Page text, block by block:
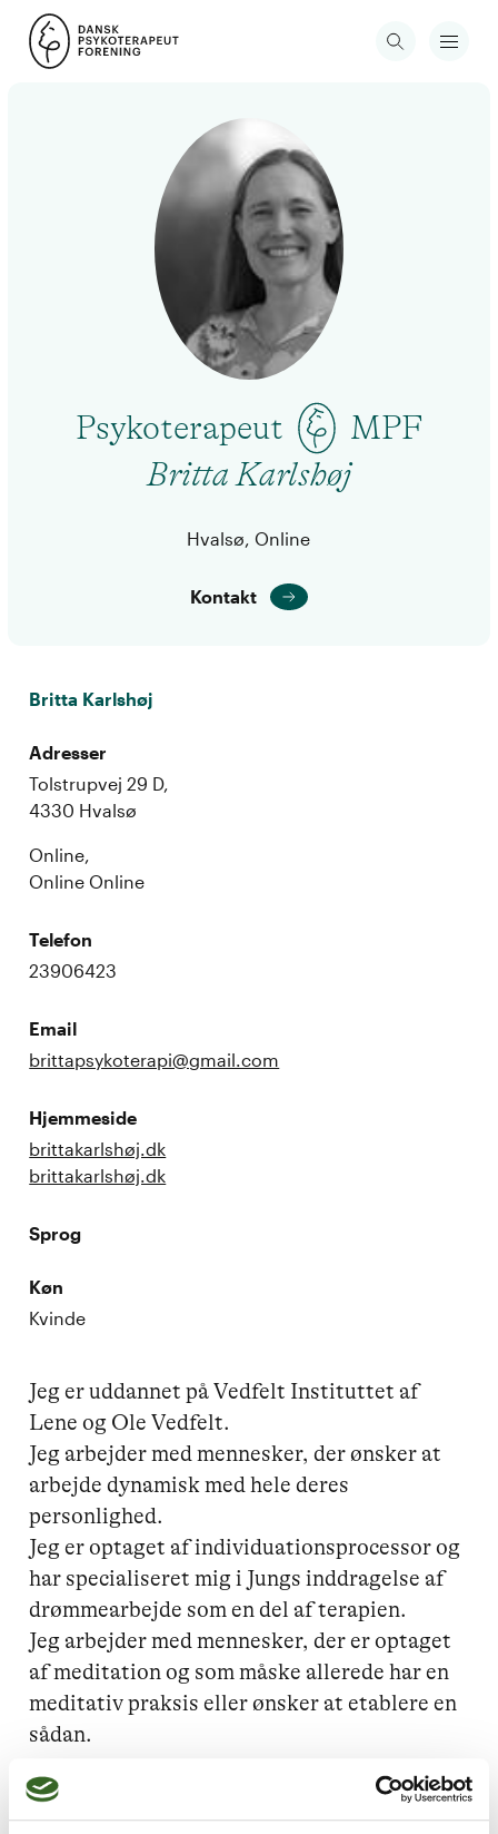
Psykoterapeut
MPF
Britta Karlshøj
Hvalsø, Online
Kontakt
Britta Karlshøj
Adresser
Tolstrupvej 29 D,
4330 Hvalsø
Online,
Online Online
Telefon
23906423
Email
brittapsykoterapi@gmail.com
Hjemmeside
brittakarlshøj.dk
brittakarlshøj.dk
Sprog
Køn
Kvinde
Jeg er uddannet på Vedfelt Instituttet af
Lene og Ole Vedfelt.
Jeg arbejder med mennesker, der ønsker at
arbejde dynamisk med hele deres
personlighed.
Jeg er optaget af individuationsprocessor og
har specialiseret mig i Jungs inddragelse af
drømmearbejde som en del af terapien.
Jeg arbejder med mennesker, der er optaget
af meditation og som måske allerede har en
meditativ praksis eller ønsker at etablere en